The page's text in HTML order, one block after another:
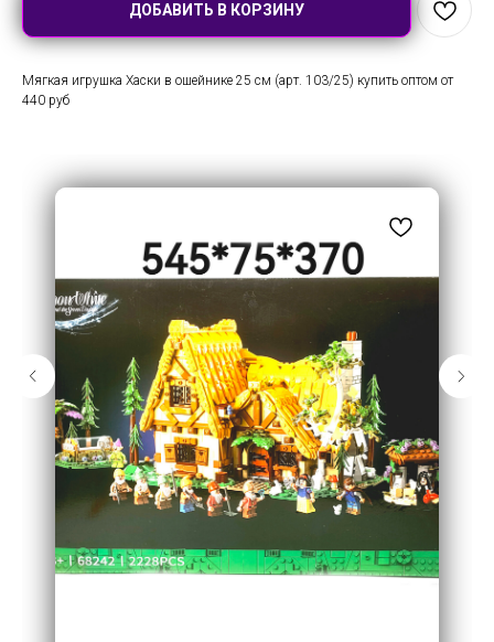
ДОБАВИТЬ В КОРЗИНУ
Мягкая игрушка Хаски в ошейнике 25 см (арт. 103/25) купить оптом от
440 руб